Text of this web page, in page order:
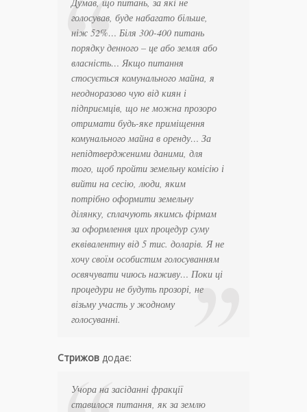
голосував, буде набагато більше,
ніж 52%… Біля 300-400 питань
порядку денного – це або земля або
власність… Якщо питання
стосується комунального майна, я
неодноразово чую від киян і
підприємців, що не можна прозоро
отримати будь-яке приміщення
комунального майна в оренду… За
непідтвердженими даними, для
того, щоб пройти земельну комісію і
вийти на сесію, люди, яким
потрібно оформити земельну
ділянку, сплачують якимсь фірмам
за оформлення цих процедур суму
еквівалентну від 5 тис. доларів. Я не
хочу своїм особистим голосуванням
освячувати чиюсь наживу… Поки ці
процедури не будуть прозорі, не
візьму участь у жодному
голосуванні.
Стрижов додає:
Учора на засіданні фракції
ставилося питання, як за землю